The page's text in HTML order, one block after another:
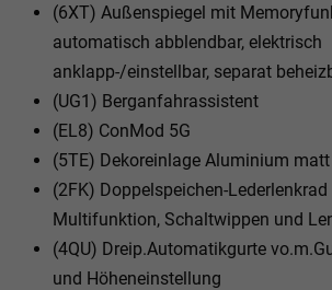
(6XT) Außenspiegel mit
automatisch abblendbar, elektrisch
anklapp-/einstellbar, separat
(UG1) Berganfahrassistent
(EL8) ConMod 5G
(5TE) Dekoreinlage Aluminium
(2FK) Doppelspeichen-
Multifunktion, Schaltwippen und
(4QU) Dreip.Automatikgurte
und Höheneinstellung